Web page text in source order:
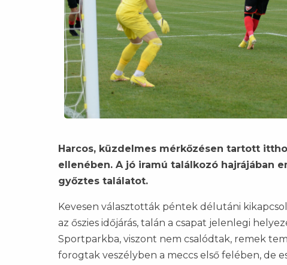
Harcos, küzdelmes mérkőzésen tartott
ellenében. A jó iramú találkozó hajrájában
győztes találatot.
Kevesen választották péntek délutáni
az őszies időjárás, talán a csapat jelenlegi
Sportparkba, viszont nem csalódtak, remek
forogtak veszélyben a meccs első felében, de